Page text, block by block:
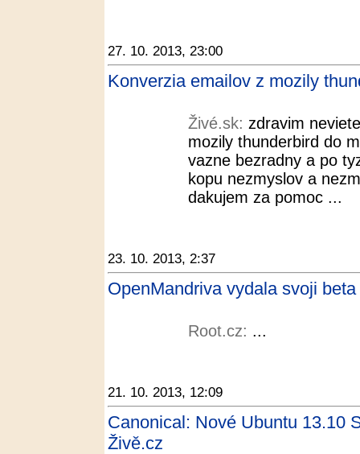
27. 10. 2013, 23:00
Konverzia emailov z mozily
Živé.sk: zdravim
mozily thunderbird do
vazne bezradny a po
kopu nezmyslov a
dakujem za pomoc ...
23. 10. 2013, 2:37
OpenMandriva vydala svoji
Root.cz: ...
21. 10. 2013, 12:09
Canonical: Nové Ubuntu 13.10
Živě.cz